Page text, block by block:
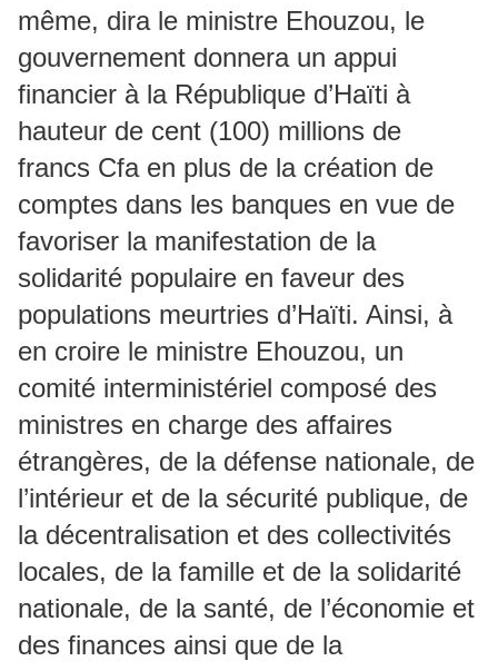
même, dira le ministre Ehouzou, le
gouvernement donnera un appui
financier à la République d’Haïti à
hauteur de cent (100) millions de
francs Cfa en plus de la création de
comptes dans les banques en vue de
favoriser la manifestation de la
solidarité populaire en faveur des
populations meurtries d’Haïti. Ainsi, à
en croire le ministre Ehouzou, un
comité interministériel composé des
ministres en charge des affaires
étrangères, de la défense nationale, de
l’intérieur et de la sécurité publique, de
la décentralisation et des collectivités
locales, de la famille et de la solidarité
nationale, de la santé, de l’économie et
des finances ainsi que de la